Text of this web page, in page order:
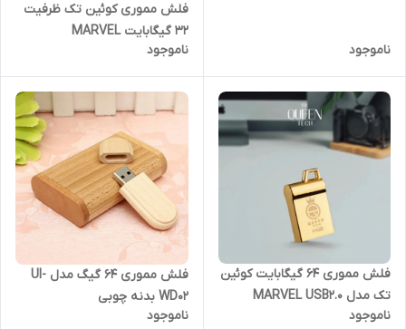
ناموجود
فلش مموری کوئین تک ظرفیت
32 گیگابایت MARVEL
ناموجود
فلش مموری 64 گیگابایت کوئین
تک مدل MARVEL USB2.0
ناموجود
فلش مموری 64 گیگ مدل Ul-
WD02 بدنه چوبی
ناموجود